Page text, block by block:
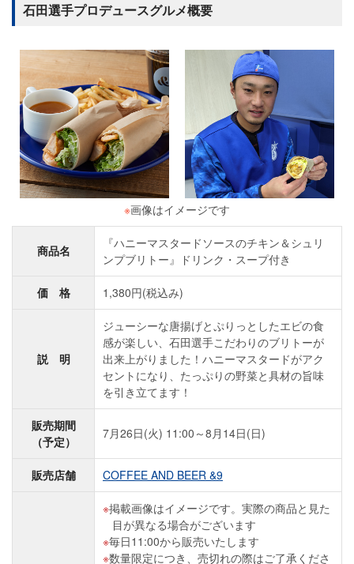
石田選手プロデュースグルメ概要
※画像はイメージです
商品名
『ハニーマスタードソースのチキン＆シュリ
ンプブリトー』ドリンク・スープ付き
価 格 1,380円(税込み)
説 明
ジューシーな唐揚げとぷりっとしたエビの食
感が楽しい、石田選手こだわりのブリトーが
出来上がりました！ハニーマスタードがアク
セントになり、たっぷりの野菜と具材の旨味
を引き立てます！
販売期間
（予定）
7月26日(火) 11:00～8月14日(日)
販売店舗 COFFEE AND BEER &9
掲載画像はイメージです。実際の商品と見た
目が異なる場合がございます
毎日11:00から販売いたします
数量限定につき、売切れの際はご了承くださ